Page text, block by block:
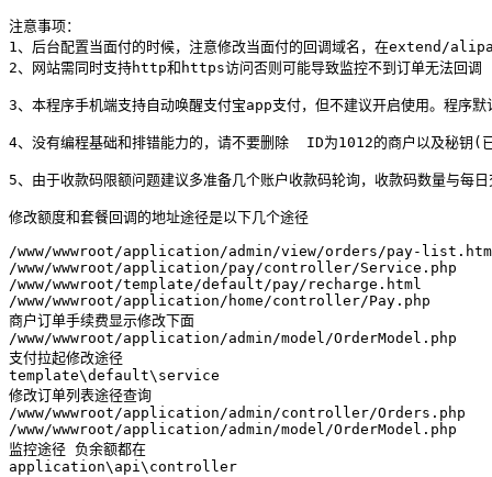
注意事项：
1、后台配置当面付的时候，注意修改当面付的回调域名，在
2、网站需同时支持http和https访问否则可能导致监控不到订单无法回调
3、本程序手机端支持自动唤醒支付宝app支付，但不建议开启使用。程序默
4、没有编程基础和排错能力的，请不要删除  ID为1012的商户以及秘钥(
5、由于收款码限额问题建议多准备几个账户收款码轮询，收款码数量与每
修改额度和套餐回调的地址途径是以下几个途径
/www/wwwroot/application/admin/view/orders/pay-
/www/wwwroot/application/pay/controller/Service.php
/www/wwwroot/template/default/pay/recharge.html
/www/wwwroot/application/home/controller/Pay.php
商户订单手续费显示修改下面
/www/wwwroot/application/admin/model/OrderModel.php
支付拉起修改途径
template\default\service
修改订单列表途径查询
/www/wwwroot/application/admin/controller/Orders.php
/www/wwwroot/application/admin/model/OrderModel.php
监控途径 负余额都在
application\api\controller